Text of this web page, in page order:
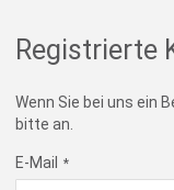
Registrierte
Wenn Sie bei uns ein
bitte an.
E-Mail